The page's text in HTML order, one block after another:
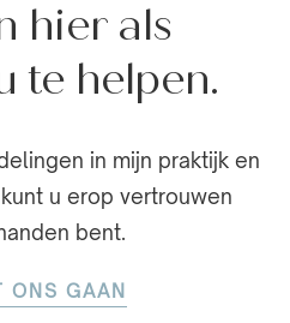
hier als
te helpen.
in mijn praktijk en
u erop vertrouwen
bent.
ONS GAAN